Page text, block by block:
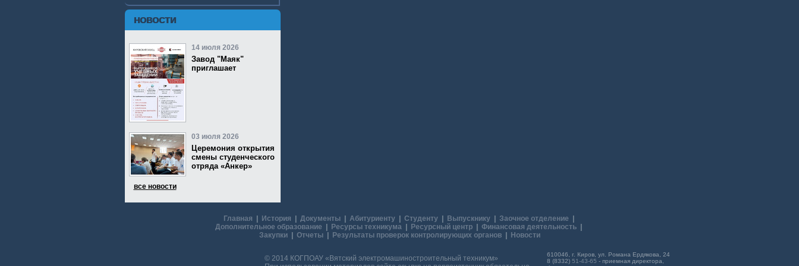
НОВОСТИ
14 июля 2026
Завод "Маяк"
приглашает
03 июля 2026
Церемония открытия
смены студенческого
отряда «Анкер»
все новости
Главная История Документы| Абитуриенту| Студенту| Выпускнику| Заочное отделение
Дополнительное образование
Ресурсы техникума Ресурсный центр Финансовая деятельность
Закупки| Отчеты| Результаты проверок контролирующих органов| Новости
© 2014 КОГПОАУ «Вятский электромашиностроительный техникум»
610046, г. Киров, ул. Романа Ердякова, 24
8 (8332) 51-43-65 - приемная директора,